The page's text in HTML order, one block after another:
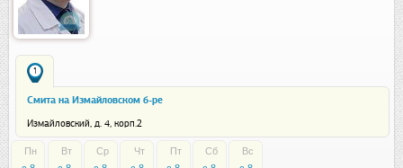
1
Смита на Измайловском б-ре
Измайловский, д. 4, корп.2
Пн
Вт
Ср
Чт
Пт
Сб
Вс